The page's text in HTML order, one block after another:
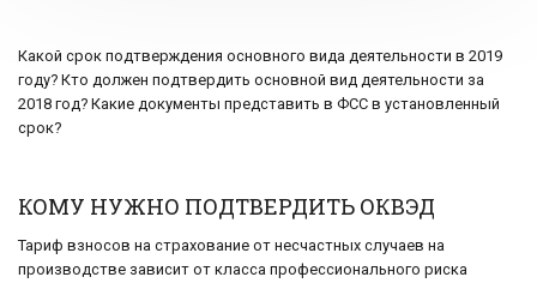
Какой срок подтверждения основного вида деятельности в 2019
году? Кто должен подтвердить основной вид деятельности за
2018 год? Какие документы представить в ФСС в установленный
срок?
КОМУ НУЖНО ПОДТВЕРДИТЬ ОКВЭД
Тариф взносов на страхование от несчастных случаев на
производстве зависит от класса профессионального риска